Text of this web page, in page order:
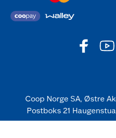
Coop Norge SA, Østre
Postboks 21